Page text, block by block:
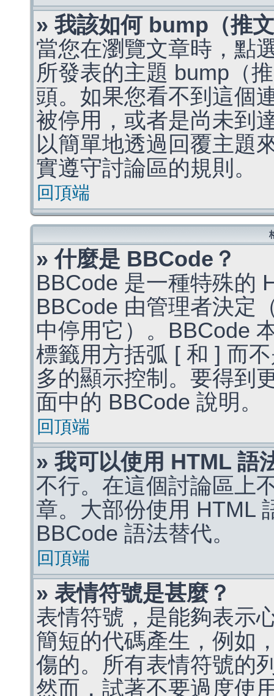
» 我該如何 bump（推
當您在瀏覽文章時，點
所發表的主題 bump（
頭。如果您看不到這個
被停用，或者是尚未到
以簡單地透過回覆主題
實遵守討論區的規則。
回頂端
» 什麼是 BBCode？
BBCode 是一種特殊的
BBCode 由管理者決定
中停用它）。BBCode
標籤用方括弧 [ 和 ] 而
多的顯示控制。要得到
面中的 BBCode 說明。
回頂端
» 我可以使用 HTML 語
不行。在這個討論區上
章。大部份使用 HTML
BBCode 語法替代。
回頂端
» 表情符號是甚麼？
表情符號，是能夠表示
簡短的代碼產生，例如
傷的。所有表情符號的
然而，試著不要過度使